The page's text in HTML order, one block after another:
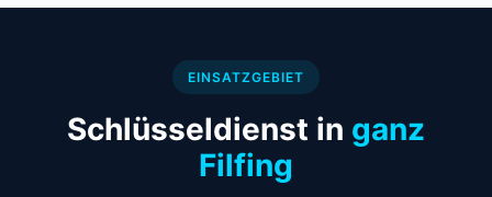
EINSATZGEBIET
Schlüsseldienst in ganz
Filfing